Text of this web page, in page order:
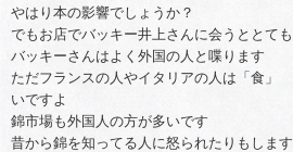
やはり本の影響でしょうか？
でもお店でバッキー井上さんに会うととて
バッキーさんはよく外国の人と喋ります
ただフランスの人やイタリアの人は「食」
いですよ
錦市場も外国人の方が多いです
昔から錦を知ってる人に怒られたりもします